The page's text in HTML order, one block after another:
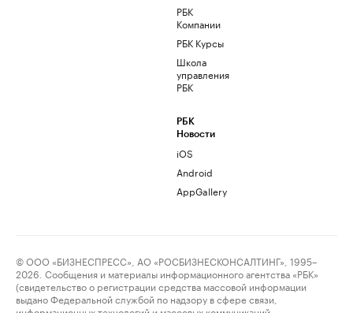
РБК
Компании
РБК Курсы
Школа
управления
РБК
РБК
Новости
iOS
Android
AppGallery
© ООО «БИЗНЕСПРЕСС», АО «РОСБИЗНЕСКОНСАЛТИНГ», 1995–
2026. Сообщения и материалы информационного агентства «РБК»
(свидетельство о регистрации средства массовой информации
выдано Федеральной службой по надзору в сфере связи,